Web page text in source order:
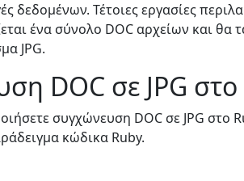
δεδομένων. Τέτοιες εργασίες
ένα σύνολο DOC αρχείων και
JPG.
DOC σε JPG
συγχώνευση DOC σε JPG στο
κώδικα Ruby.